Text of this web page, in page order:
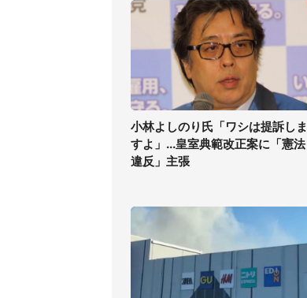
小林よしのり氏「ワシは提訴しま
すよ」...皇室典範改正案に「憲法
違反」主張